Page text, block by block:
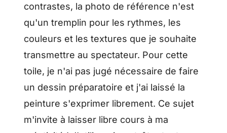
contrastes, la photo de référence n'est
qu'un tremplin pour les rythmes, les
couleurs et les textures que je souhaite
transmettre au spectateur. Pour cette
toile, je n'ai pas jugé nécessaire de faire
un dessin préparatoire et j'ai laissé la
peinture s'exprimer librement. Ce sujet
m'invite à laisser libre cours à ma